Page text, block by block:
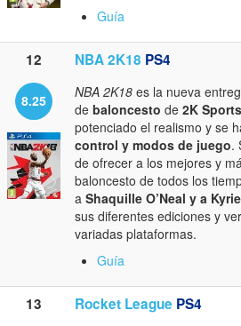
Guía
12 NBA 2K18 PS4
8.25 NBA 2K18 es la nueva
de baloncesto de 2K Sports
potenciado el realismo y se
control y modos de juego.
de ofrecer a los mejores y
baloncesto de todos los
a Shaquille O’Neal y a
sus diferentes ediciones y
variadas plataformas.
Guía
13 Rocket League PS4